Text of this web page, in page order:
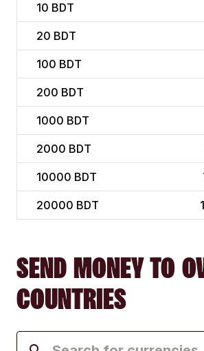
10 BDT
20 BDT
100 BDT
200 BDT
1000 BDT
2000 BDT
10000 BDT
20000 BDT
SEND MONEY TO
COUNTRIES